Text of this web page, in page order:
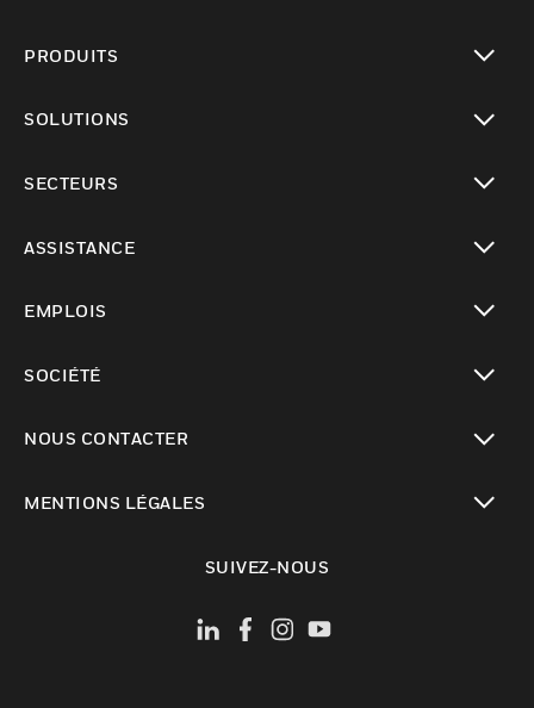
PRODUITS
SOLUTIONS
SECTEURS
ASSISTANCE
EMPLOIS
SOCIÉTÉ
NOUS CONTACTER
MENTIONS LÉGALES
SUIVEZ-NOUS